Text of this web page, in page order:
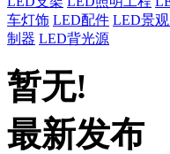
车灯饰 LED配件 LED景
制器 LED背光源
暂无!
最新发布